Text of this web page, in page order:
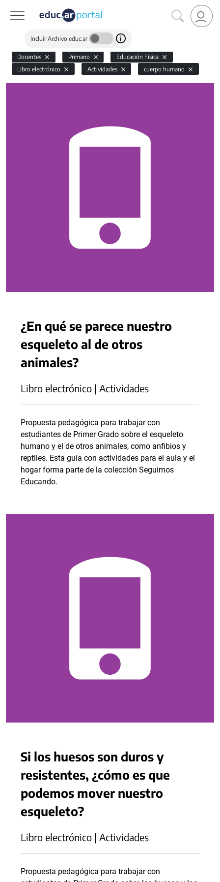
Incluir Archivo educ.ar
Docentes Primario
Educación Física
Libro electrónico
Actividades cuerpo humano
¿En qué se parece nuestro
esqueleto al de otros
animales?
Libro electrónico | Actividades
Propuesta pedagógica para trabajar con
estudiantes de Primer Grado sobre el esqueleto
humano y el de otros animales, como anfibios y
reptiles. Esta guía con actividades para el aula y el
hogar forma parte de la colección Seguimos
Educando.
Si los huesos son duros y
resistentes, ¿cómo es que
podemos mover nuestro
esqueleto?
Libro electrónico | Actividades
Propuesta pedagógica para trabajar con